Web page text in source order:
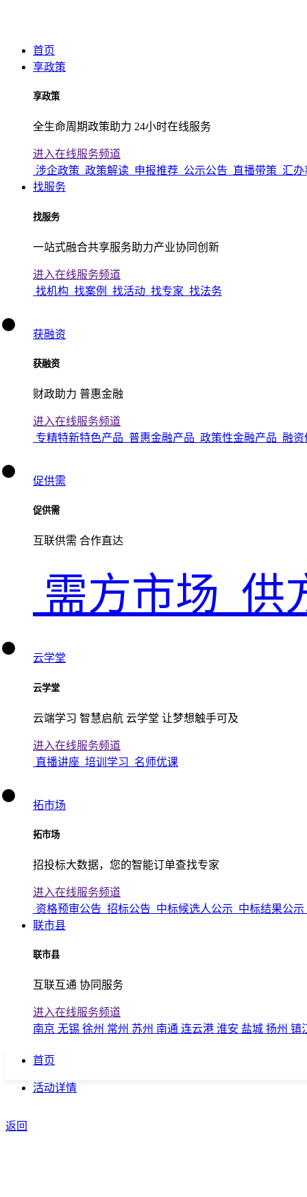
首页
享政策
享政策
全生命周期政策助力 24小时在线服务
进入在线服务频道
涉企政策 政策解读 申报推荐 公示公告 直播带策 汇办
找服务
找服务
一站式融合共享服务助力产业协同创新
进入在线服务频道
找机构 找案例 找活动 找专家 找法务
获融资
获融资
财政助力 普惠金融
进入在线服务频道
专精特新特色产品 普惠金融产品 政策性金融产品 融资
促供需
促供需
互联供需 合作直达
需方市场 供
云学堂
云学堂
云端学习 智慧启航 云学堂 让梦想触手可及
进入在线服务频道
直播讲座 培训学习 名师优课
拓市场
拓市场
招投标大数据，您的智能订单查找专家
进入在线服务频道
资格预审公告 招标公告 中标候选人公示 中标结果公示
联市县
联市县
互联互通 协同服务
进入在线服务频道
南京 无锡 徐州 常州 苏州 南通 连云港 淮安 盐城 扬州 镇
首页
活动详情
返回